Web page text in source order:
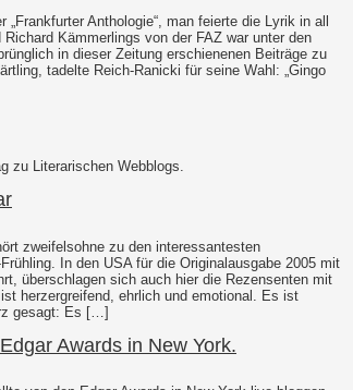
Anthologie“, man feierte die Lyrik in all
Kämmerlings von der FAZ war unter den
in dieser Zeitung erschienenen Beiträge zu
tadelte Reich-Ranicki für seine Wahl: „Gingo
zu Literarischen Webblogs.
zweifelsohne zu den interessantesten
In den USA für die Originalausgabe 2005 mit
überschlagen sich auch hier die Rezensenten mit
ist herzergreifend, ehrlich und emotional. Es ist
gesagt: Es […]
Awards in New York.